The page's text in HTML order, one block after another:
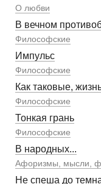
О любви
В вечном
Философские
Импульс
Философские
Как таковые,
Философские
Тонкая грань
Философские
В народных...
Афоризмы, мысли,
Не спеша до